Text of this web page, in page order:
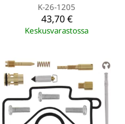
K-26-1205
43,70 €
Keskusvarastossa